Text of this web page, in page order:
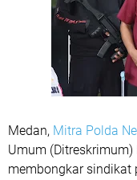
Medan, Mitra Polda
Umum
membongkar sindikat